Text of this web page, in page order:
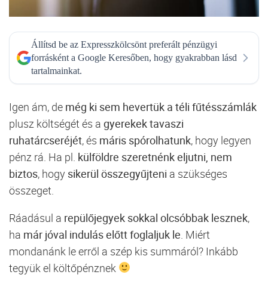
Állítsd be az Expresszkölcsönt preferált pénzügyi
forrásként a Google Keresőben, hogy gyakrabban lásd
tartalmainkat.
Igen ám, de még ki sem hevertük a téli fűtésszámlák
plusz költségét és a gyerekek tavaszi
ruhatárcseréjét, és máris spórolhatunk, hogy legyen
pénz rá. Ha pl. külföldre szeretnénk eljutni, nem
biztos, hogy sikerül összegyűjteni a szükséges
összeget.
Ráadásul a repülőjegyek sokkal olcsóbbak lesznek,
ha már jóval indulás előtt foglaljuk le . Miért
mondanánk le erről a szép kis summáról? Inkább
tegyük el költőpénznek